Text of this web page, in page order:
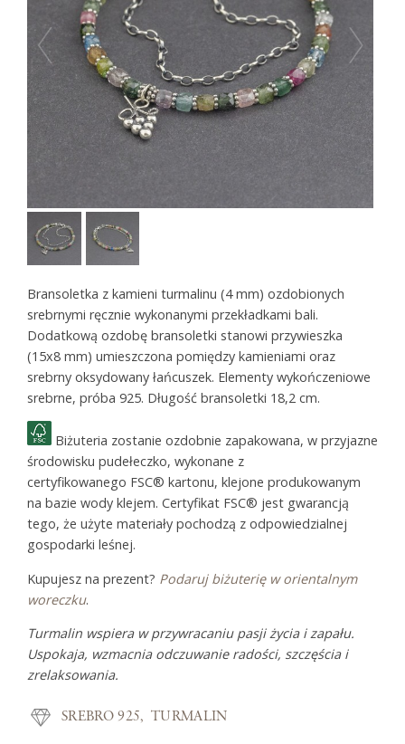
Bransoletka z kamieni turmalinu (4 mm) ozdobionych
srebrnymi ręcznie wykonanymi przekładkami bali.
Dodatkową ozdobę bransoletki stanowi przywieszka
(15x8 mm) umieszczona pomiędzy kamieniami oraz
srebrny oksydowany łańcuszek. Elementy wykończeniowe
srebrne, próba 925. Długość bransoletki 18,2 cm.
Biżuteria zostanie ozdobnie zapakowana, w przyjazne
środowisku pudełeczko, wykonane z
certyfikowanego FSC® kartonu, klejone produkowanym
na bazie wody klejem. Certyfikat FSC® jest gwarancją
tego, że użyte materiały pochodzą z odpowiedzialnej
gospodarki leśnej.
Kupujesz na prezent? Podaruj biżuterię w orientalnym
woreczku.
Turmalin wspiera w przywracaniu pasji życia i zapału.
Uspokaja, wzmacnia odczuwanie radości, szczęścia i
zrelaksowania.
SREBRO 925 TURMALIN